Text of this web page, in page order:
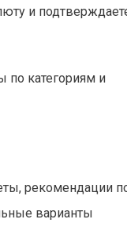
и
по категориям и
рекомендации
варианты